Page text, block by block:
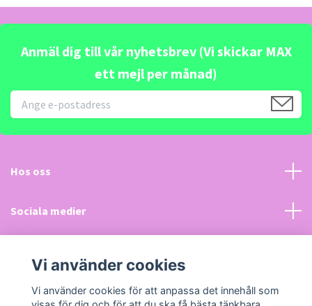
Anmäl dig till vår nyhetsbrev (Vi skickar MAX
ett mejl per månad)
Hos oss
Sociala medier
Läs mer
Vi använder cookies
Vi använder cookies för att anpassa det innehåll som